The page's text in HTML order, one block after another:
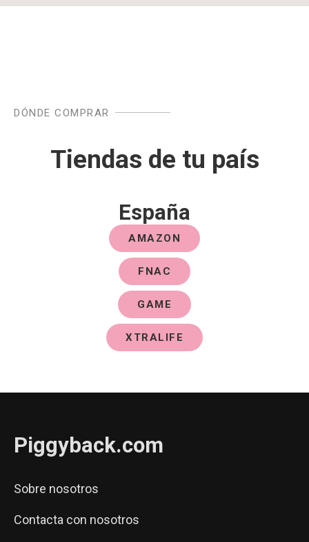
DÓNDE COMPRAR
Tiendas de tu país
España
AMAZON
FNAC
GAME
XTRALIFE
Piggyback.com
Sobre nosotros
Contacta con nosotros